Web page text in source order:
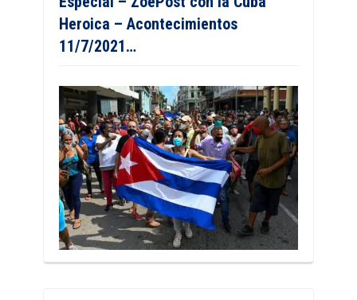
Heroica – Acontecimientos
11/7/2021…